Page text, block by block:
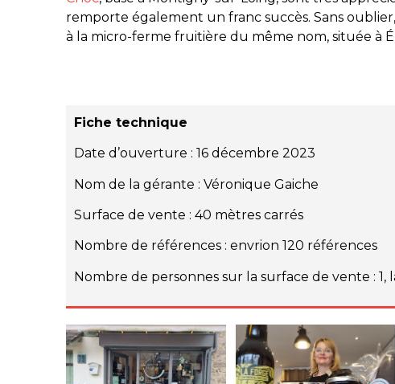
remporte également un franc succès. Sans
à la micro-ferme fruitière du même nom, située à
Fiche technique
Date d’ouverture : 16 décembre 2023
Nom de la gérante : Véronique Gaiche
Surface de vente : 40 mètres carrés
Nombre de références : envrion 120 références
Nombre de personnes sur la surface de vente : 1,